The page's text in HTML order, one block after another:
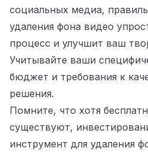
социальных медиа,
удаления фона видео
процесс и улучшит ваш
Учитывайте ваши
бюджет и требования к
решения.
Помните, что хотя
существуют,
инструмент для удаления